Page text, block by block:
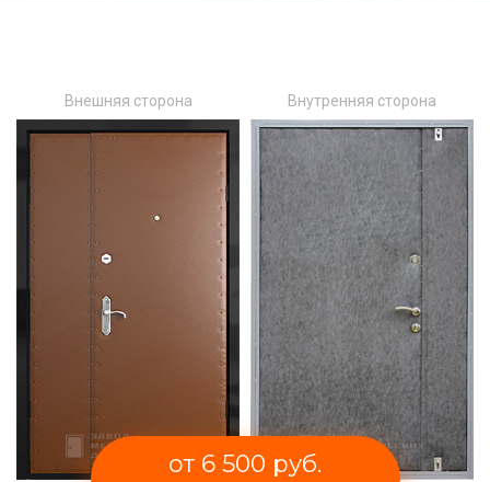
Внешняя сторона Внутренняя сторона
от 6 500 руб.